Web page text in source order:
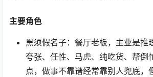
主要角色
黑须假名子：餐厅老板，主业是推
夸张、任性、马虎、纯吃货、帮倒
点，做事不靠谱经常靠别人兜底，